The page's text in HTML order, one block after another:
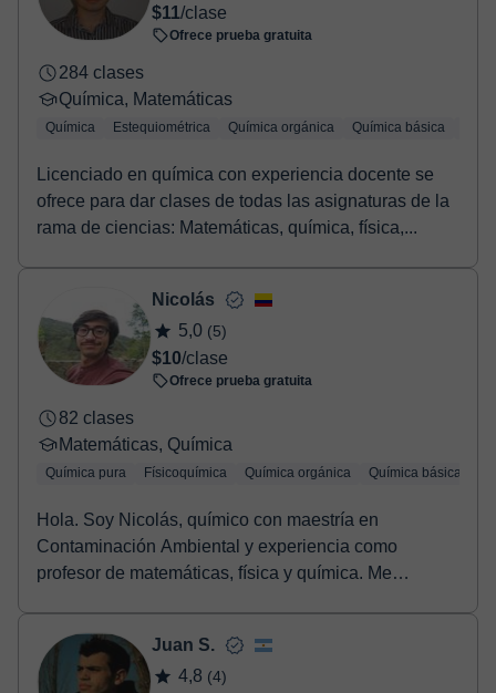
$11/clase
Ofrece prueba gratuita
284 clases
Química, Matemáticas
Química Estequiométrica Química orgánica Química básica
Licenciado en química con experiencia docente se
ofrece para dar clases de todas las asignaturas de la
rama de ciencias: Matemáticas, química, física,...
Nicolás
5,0 (5)
$10/clase
Ofrece prueba gratuita
82 clases
Matemáticas, Química
Química pura Físicoquímica Química orgánica Química básica
Hola. Soy Nicolás, químico con maestría en
Contaminación Ambiental y experiencia como
profesor de matemáticas, física y química. Me
Juan S.
4,8 (4)